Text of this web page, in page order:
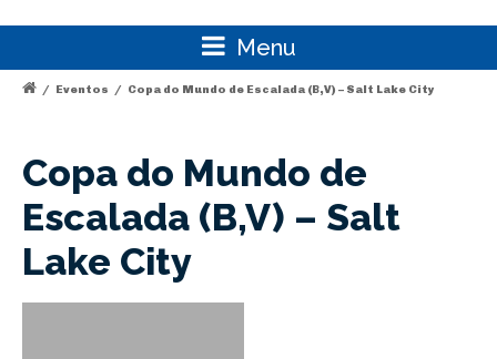
Menu
/ Eventos / Copa do Mundo de Escalada (B,V) – Salt Lake City
Copa do Mundo de
Escalada (B,V) – Salt
Lake City